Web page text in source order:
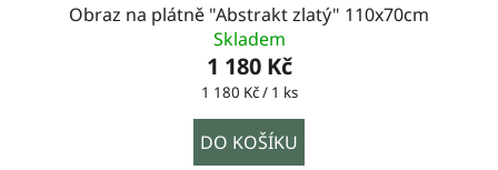
Obraz na plátně "Abstrakt zlatý" 110x70cm
Skladem
1 180 Kč
Měrná
1 180 Kč / 1 ks
DO KOŠÍKU